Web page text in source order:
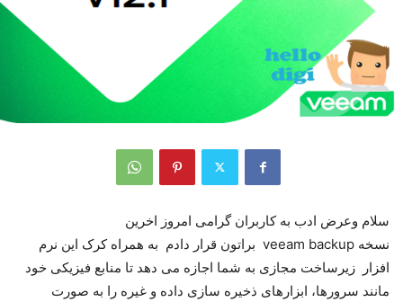
سلام وعرض ادب به کاربران گرامی امروز اخرین
نسخه veeam backup براتون قرار دادم به همراه کرک این نرم
افزار زیرساخت مجازی به شما اجازه می دهد تا منابع فیزیکی خود
مانند سرورها، ابزارهای ذخیره سازی داده و غیره را به صورت